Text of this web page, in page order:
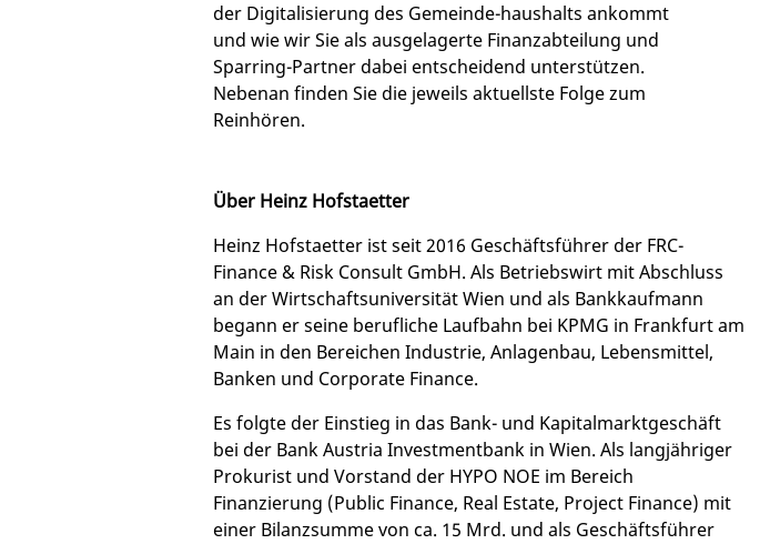
der Digitalisierung des Gemeinde-haushalts ankommt
und wie wir Sie als ausgelagerte Finanzabteilung und
Sparring-Partner dabei entscheidend unterstützen.
Nebenan finden Sie die jeweils aktuellste Folge zum
Reinhören.
Über Heinz Hofstaetter
Heinz Hofstaetter ist seit 2016 Geschäftsführer der FRC-
Finance & Risk Consult GmbH. Als Betriebswirt mit Abschluss
an der Wirtschaftsuniversität Wien und als Bankkaufmann
begann er seine berufliche Laufbahn bei KPMG in Frankfurt am
Main in den Bereichen Industrie, Anlagenbau, Lebensmittel,
Banken und Corporate Finance.
Es folgte der Einstieg in das Bank- und Kapitalmarktgeschäft
bei der Bank Austria Investmentbank in Wien. Als langjähriger
Prokurist und Vorstand der HYPO NOE im Bereich
Finanzierung (Public Finance, Real Estate, Project Finance) mit
einer Bilanzsumme von ca. 15 Mrd. und als Geschäftsführer